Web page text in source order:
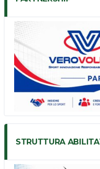
STRUTTURA